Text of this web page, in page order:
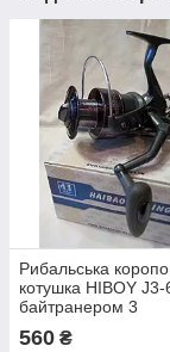
Рибальська
котушка HIBOY
байтранером 3
підшипники
560 ₴